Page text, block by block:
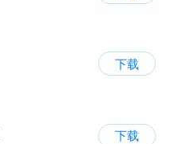
下载
下载